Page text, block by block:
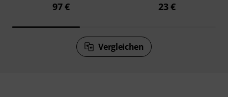
97 € 23 €
Vergleichen